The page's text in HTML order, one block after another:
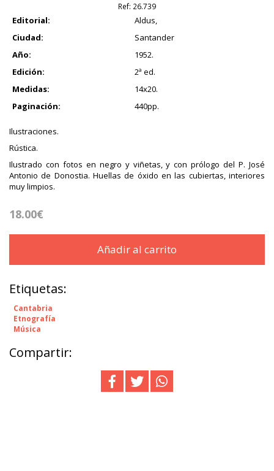
Ref: 26.739
Editorial:
Aldus,
Ciudad:
Santander
Año:
1952.
Edición:
2ª ed.
Medidas:
14x20.
Paginación:
440pp.
Ilustraciones.
Rústica.
Ilustrado con fotos en negro y viñetas, y con prólogo del P. José
Antonio de Donostia. Huellas de óxido en las cubiertas, interiores
muy limpios.
18.00€
Añadir al carrito
Etiquetas:
Cantabria
Etnografía
Música
Compartir: